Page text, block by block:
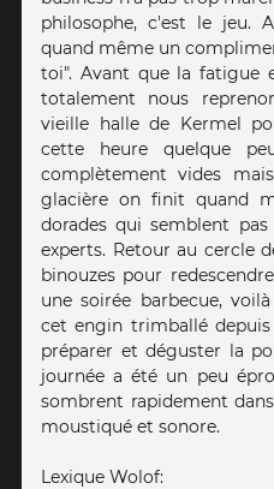
philosophe, c'est le jeu.
quand même un
toi". Avant que la fatigue
totalement nous
vieille halle de Kermel
cette heure quelque
complètement vides
glacière on finit quand
dorades qui semblent
experts. Retour au cercle
binouzes pour
une soirée barbecue,
cet engin trimballé
préparer et déguster la
journée a été un peu
sombrent rapidement
moustiqué et sonore.
Lexique Wolof: